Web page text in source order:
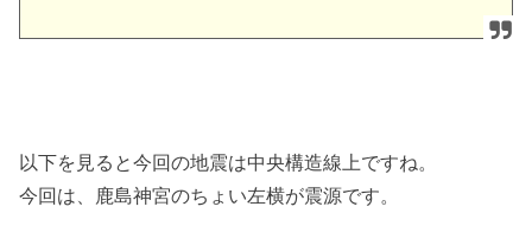
以下を見ると今回の地震は中央構造線上ですね。
今回は、鹿島神宮のちょい左横が震源です。